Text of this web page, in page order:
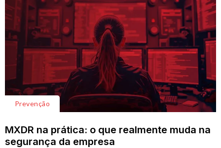
Prevenção
MXDR na prática: o que realmente muda na
segurança da empresa